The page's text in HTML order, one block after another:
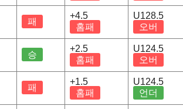
패
+4.5
홈패
U128.5
오버
승
+2.5
홈패
U124.5
오버
패
+1.5
홈패
U124.5
언더